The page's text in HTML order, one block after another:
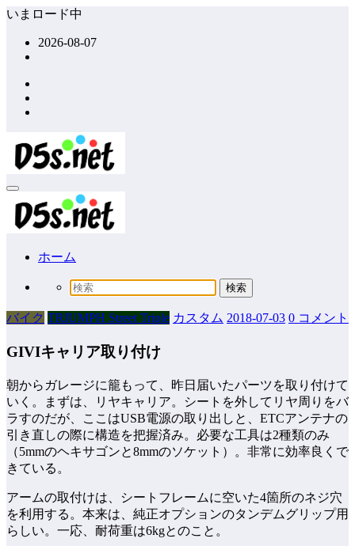
コ
ッ
プ
いまロード中
2026-08-07
ホーム
バイク TRIUMPH Street Triple カスタム 2018-07-03 0 コメント
GIVIキャリア取り付け
朝からガレージに籠もって、昨日届いたパーツを取り付けて
いく。まずは、リヤキャリア。シートを外してリヤ周りをバ
ラすのだが、ここはUSB電源の取り出しと、ETCアンテナの
引き直しの際に構造を把握済み。必要な工具は2種類のみ
（5mmのヘキサゴンと8mmのソケット）。非常に効率良くで
きている。
アームの取付けは、シートフレームに空いた4箇所のネジ穴
を利用する。本来は、純正オプションのタンデムグリップ用
らしい。一応、耐荷重は6kgとのこと。